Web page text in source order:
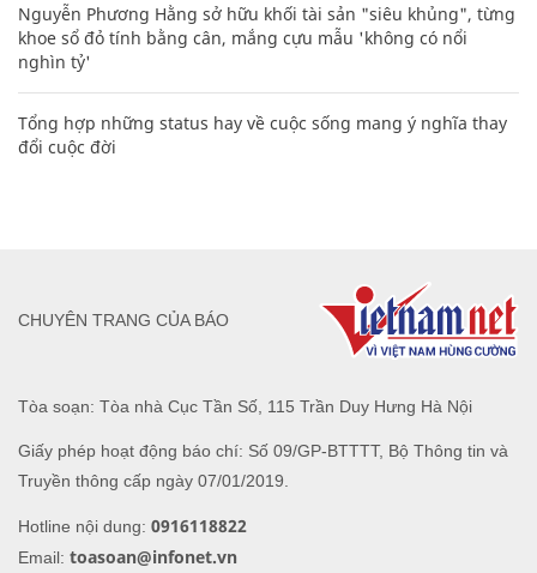
Nguyễn Phương Hằng sở hữu khối tài sản "siêu khủng", từng
khoe sổ đỏ tính bằng cân, mắng cựu mẫu 'không có nổi
nghìn tỷ'
Tổng hợp những status hay về cuộc sống mang ý nghĩa thay
đổi cuộc đời
Tòa soạn: Tòa nhà Cục Tần Số, 115 Trần Duy Hưng Hà Nội
Giấy phép hoạt động báo chí: Số 09/GP-BTTTT, Bộ Thông tin và
Truyền thông cấp ngày 07/01/2019.
Hotline nội dung: 0916118822
Email: toasoan@infonet.vn
CHUYÊN TRANG CỦA BÁO